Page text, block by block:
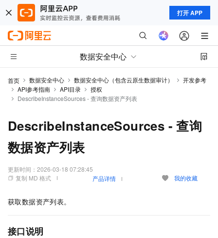
打开 APP
数据安全中心
首页 数据安全中心 数据安全中心（包含云原生数据审计）
开发参考
API参考指南
API目录
授权
DescribeInstanceSources - 查询数据资产列表
DescribeInstanceSources - 查询
数据资产列表
更新时间： 2026-03-18 07:28:45
复制 MD 格式
产品详情 我的收藏
获取数据资产列表。
接口说明